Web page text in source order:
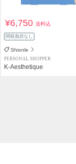
¥6,750送料込
関税負担なし
Shionle
PERSONAL SHOPPER
K-Aesthetique